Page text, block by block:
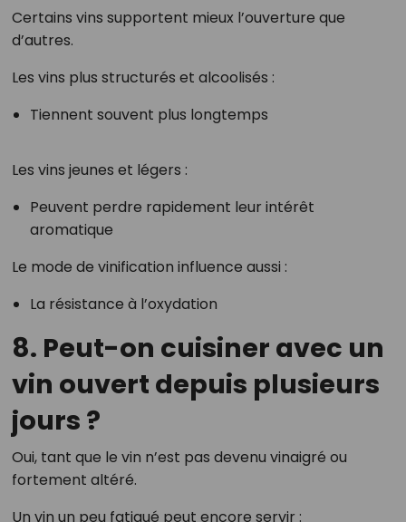
Certains vins supportent mieux l’ouverture que
d’autres.
Les vins plus structurés et alcoolisés :
Tiennent souvent plus longtemps
Les vins jeunes et légers :
Peuvent perdre rapidement leur intérêt
aromatique
Le mode de vinification influence aussi :
La résistance à l’oxydation
8. Peut-on cuisiner avec un
vin ouvert depuis plusieurs
jours ?
Oui, tant que le vin n’est pas devenu vinaigré ou
fortement altéré.
Un vin un peu fatigué peut encore servir :